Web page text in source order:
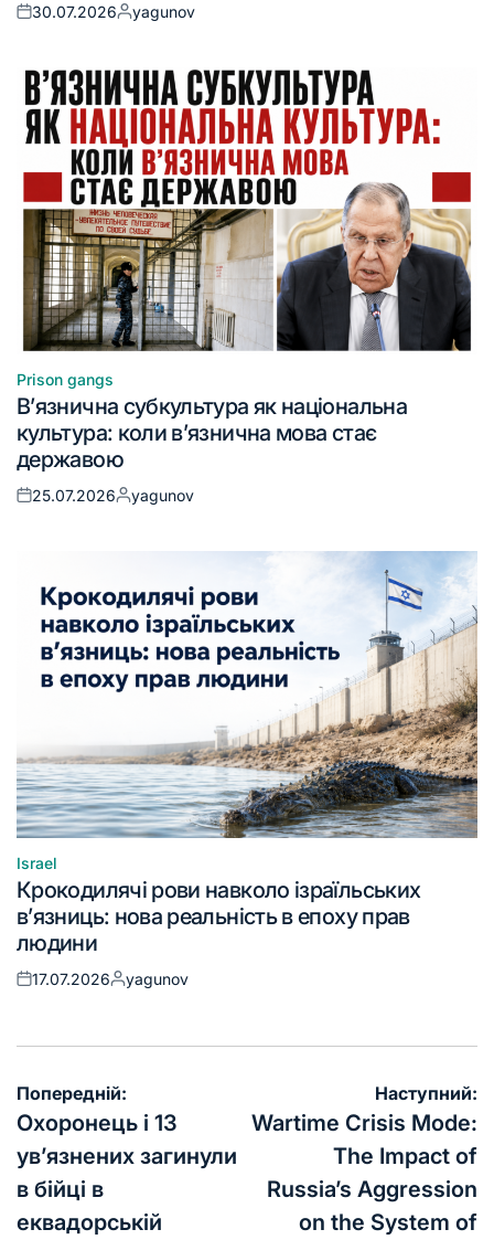
30.07.2026 yagunov
Prison gangs
В’язнична субкультура як національна
культура: коли в’язнична мова стає
державою
25.07.2026 yagunov
Israel
Крокодилячі рови навколо ізраїльських
в’язниць: нова реальність в епоху прав
людини
17.07.2026 yagunov
Попередній:
Охоронець і 13
ув’язнених загинули
в бійці в
еквадорській
Наступний:
Wartime Crisis Mode:
The Impact of
Russia’s Aggression
on the System of